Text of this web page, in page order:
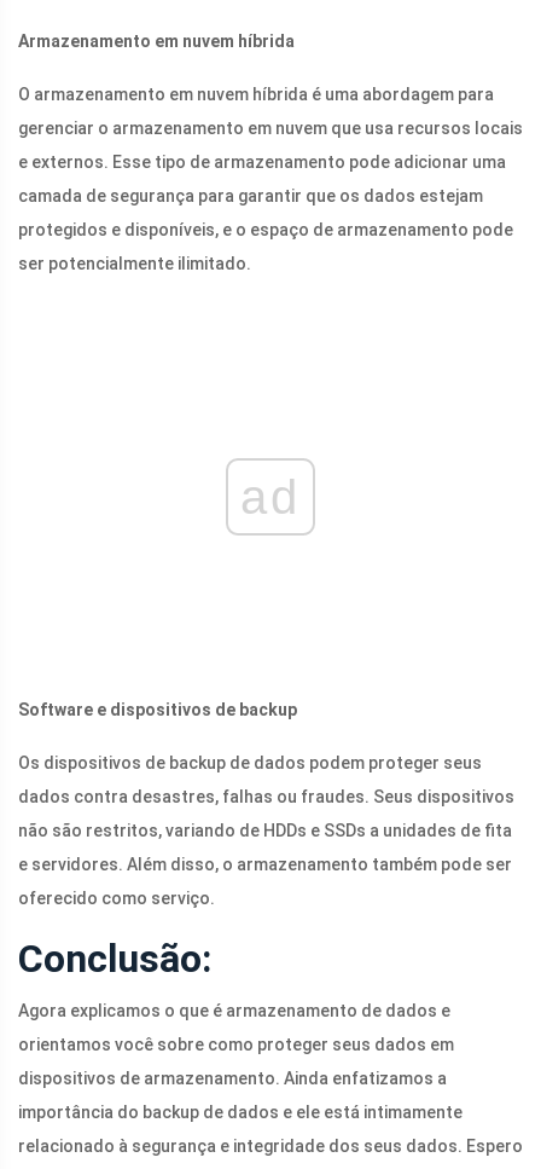
Armazenamento em nuvem híbrida
O armazenamento em nuvem híbrida é uma abordagem para
gerenciar o armazenamento em nuvem que usa recursos locais
e externos. Esse tipo de armazenamento pode adicionar uma
camada de segurança para garantir que os dados estejam
protegidos e disponíveis, e o espaço de armazenamento pode
ser potencialmente ilimitado.
ad
Software e dispositivos de backup
Os dispositivos de backup de dados podem proteger seus
dados contra desastres, falhas ou fraudes. Seus dispositivos
não são restritos, variando de HDDs e SSDs a unidades de fita
e servidores. Além disso, o armazenamento também pode ser
oferecido como serviço.
Conclusão:
Agora explicamos o que é armazenamento de dados e
orientamos você sobre como proteger seus dados em
dispositivos de armazenamento. Ainda enfatizamos a
importância do backup de dados e ele está intimamente
relacionado à segurança e integridade dos seus dados. Espero